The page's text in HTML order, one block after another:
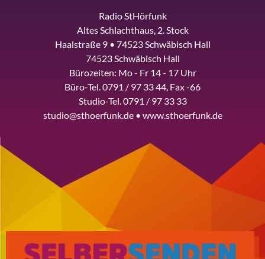
Radio StHörfunk
Altes Schlachthaus, 2. Stock
Haalstraße 9 • 74523 Schwäbisch Hall
74523 Schwäbisch Hall
Bürozeiten: Mo - Fr 14 - 17 Uhr
Büro-Tel. 0791 / 97 33 44, Fax -66
Studio-Tel. 0791 / 97 33 33
studio@sthoerfunk.de • www.sthoerfunk.de